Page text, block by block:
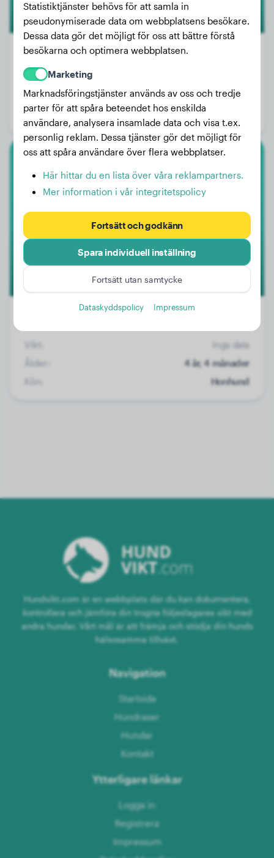
Vikt:
Ålder:
2 år, 4 månader
Kön:
Honhund
Luna
Vikt:
Inga data
Ålder:
4 år, 4 månader
Kön:
Honhund
Hundvikt.com är en webbplats där du kan dokumentera,
kontrollera och jämföra din trogna följeslagares vikt med
andra hundar. Vårt mål är att främja och stödja din hunds
hälsosamma tillväxt.
Navigation
Startsida
Hundraser
Hundar
Kontakt
Ytterligare länkar
Logga in
Registrera
Impressum
Statistiktjänster behövs för att samla in
pseudonymiserade data om webbplatsens besökare.
Dessa data gör det möjligt för oss att bättre förstå
besökarna och optimera webbplatsen.
Marketing
Marknadsföringstjänster används av oss och tredje
parter för att spåra beteendet hos enskilda
användare, analysera insamlade data och visa t.ex.
personlig reklam. Dessa tjänster gör det möjligt för
oss att spåra användare över flera webbplatser.
Här hittar du en lista över våra reklampartners.
Mer information i vår integritetspolicy
Fortsätt och godkänn
Spara individuell inställning
Fortsätt utan samtycke
Dataskyddspolicy Impressum